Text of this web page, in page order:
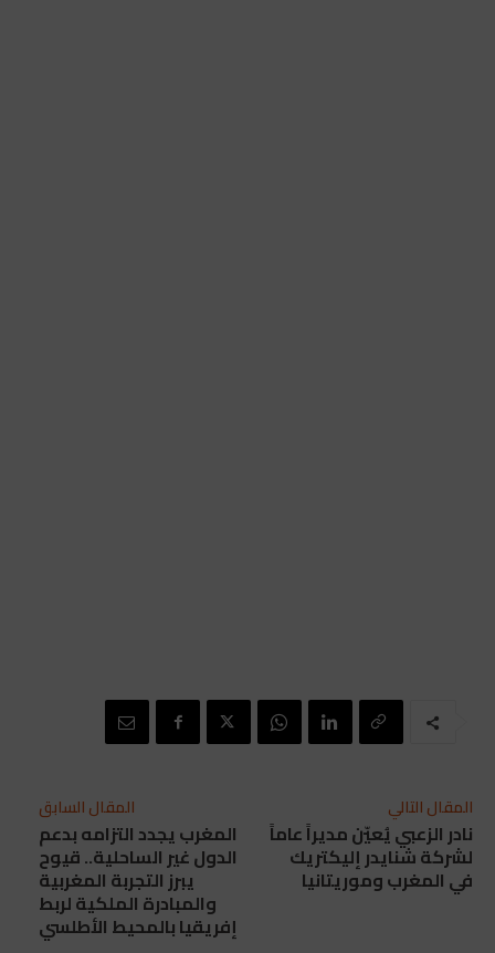
المقال السابق
المغرب يجدد التزامه بدعم
الدول غير الساحلية.. قيوح
يبرز التجربة المغربية
والمبادرة الملكية لربط
إفريقيا بالمحيط الأطلسي
المقال التالي
نادر الزعبي يُعيّن مديراً عاماً
لشركة شنايدر إليكتريك
في المغرب وموريتانيا